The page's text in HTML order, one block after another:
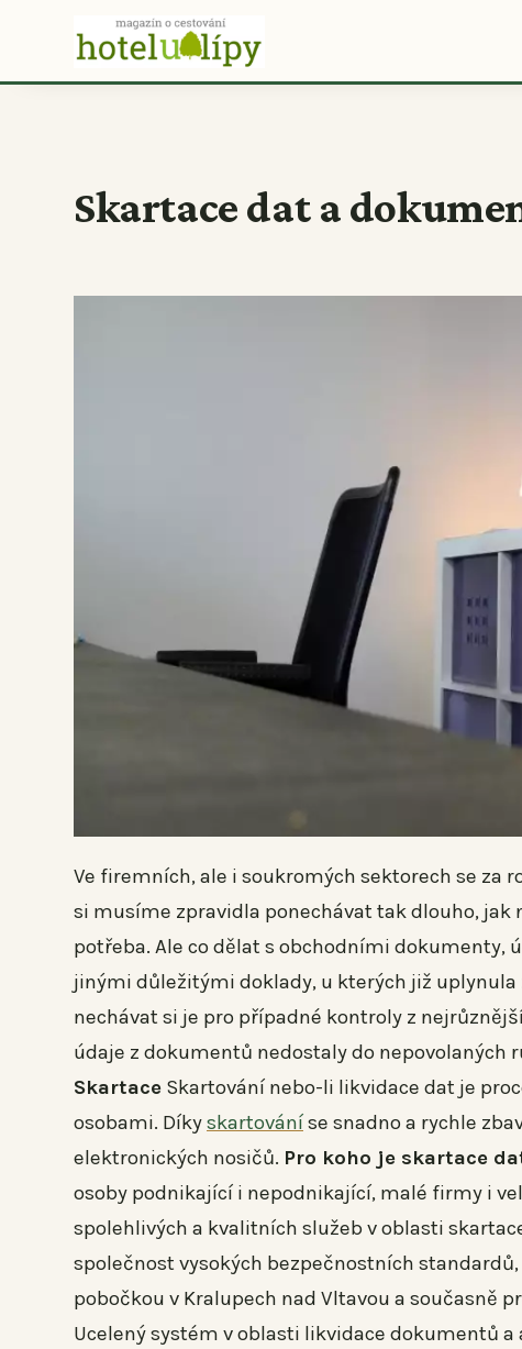
Skartace dat a
Ve firemních, ale i soukromých sektorech se
si musíme zpravidla ponechávat tak dlouho,
potřeba. Ale co dělat s obchodními dokumenty,
jinými důležitými doklady, u kterých již
nechávat si je pro případné kontroly z
údaje z dokumentů nedostaly do
Skartace Skartování nebo-li likvidace dat je
osobami. Díkyskartováníse snadno a rychle
elektronických nosičů. Pro koho je skartace
osoby podnikající i nepodnikající, malé firmy i
spolehlivých a kvalitních služeb v oblasti
společnost vysokých bezpečnostních standardů,
pobočkou v Kralupech nad Vltavou a současně
Ucelený systém v oblasti likvidace dokumentů